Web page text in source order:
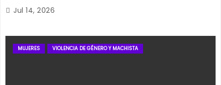
Jul 14, 2026
MUJERES VIOLENCIA DE GÉNERO Y MACHISTA